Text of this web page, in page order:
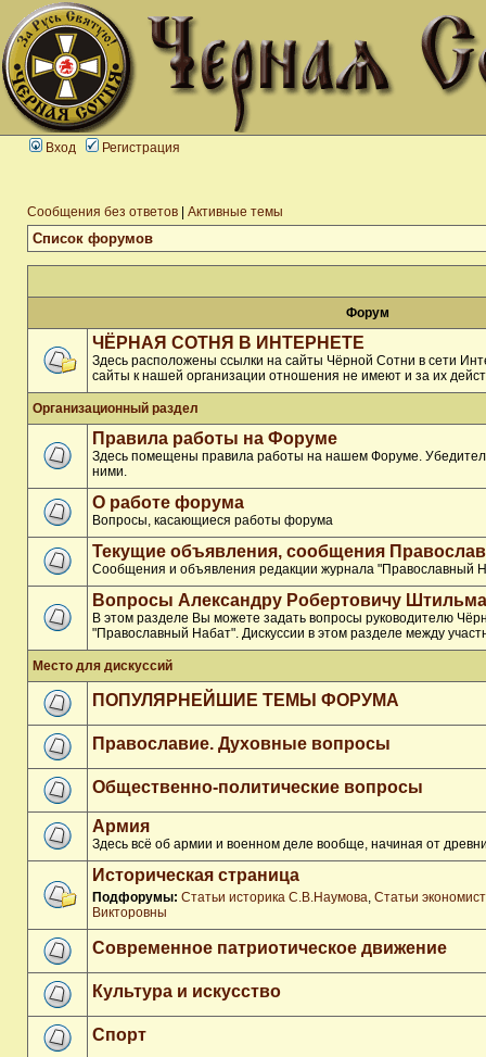
Вход Регистрация
Сообщения без ответов Активные темы
Список форумов
Форум
ЧЁРНАЯ СОТНЯ В ИНТЕРНЕТЕ
Здесь расположены ссылки на сайты Чёрной Сотни в сети
сайты к нашей организации отношения не имеют и за их
Организационный раздел
Правила работы на Форуме
Здесь помещены правила работы на нашем Форуме.
ними.
О работе форума
Вопросы, касающиеся работы форума
Текущие объявления, сообщения
Сообщения и объявления редакции журнала "Православный
Вопросы Александру Робертовичу
В этом разделе Вы можете задать вопросы руководителю
"Православный Набат". Дискуссии в этом разделе между
Место для дискуссий
ПОПУЛЯРНЕЙШИЕ ТЕМЫ ФОРУМА
Православие. Духовные вопросы
Общественно-политические вопросы
Армия
Здесь всё об армии и военном деле вообще, начиная от
Историческая страница
Подфорумы: Статьи историка С.В.Наумова, Статьи
Викторовны
Современное патриотическое движение
Культура и искусство
Спорт